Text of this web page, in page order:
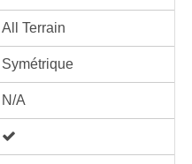
All Terrain
Symétrique
N/A